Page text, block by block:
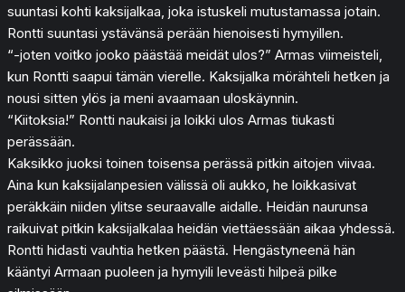
suuntasi kohti kaksijalkaa, joka istuskeli mutustamassa jotain.
Rontti suuntasi ystävänsä perään hienoisesti hymyillen.
“-joten voitko jooko päästää meidät ulos?” Armas viimeisteli,
kun Rontti saapui tämän vierelle. Kaksijalka mörähteli hetken ja
nousi sitten ylös ja meni avaamaan uloskäynnin.
“Kiitoksia!” Rontti naukaisi ja loikki ulos Armas tiukasti
perässään.
Kaksikko juoksi toinen toisensa perässä pitkin aitojen viivaa.
Aina kun kaksijalanpesien välissä oli aukko, he loikkasivat
peräkkäin niiden ylitse seuraavalle aidalle. Heidän naurunsa
raikuivat pitkin kaksijalkalaa heidän viettäessään aikaa yhdessä.
Rontti hidasti vauhtia hetken päästä. Hengästyneenä hän
kääntyi Armaan puoleen ja hymyili leveästi hilpeä pilke